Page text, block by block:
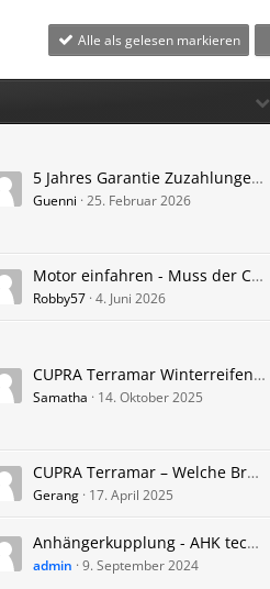
Alle als gelesen markieren
5 Jahres Garantie Zuzahlungen bei defekten
Guenni 25. Februar 2026
Motor einfahren - Muss der CUPRA Terramar eingefahren werden?
Robby57 4. Juni 2026
CUPRA Terramar Winterreifen und Winter Kompletträder - CUPRA Original und Zubehörräder - Erfahrungen und Bilder
Samatha 14. Oktober 2025
CUPRA Terramar – Welche Breite mit Spiegel und welche Breite ohne Außenspiegel?
Gerang 17. April 2025
Anhängerkupplung - AHK technische Daten CUPRA Terramar - Anhängelast Stützlast usw.
admin 9. September 2024